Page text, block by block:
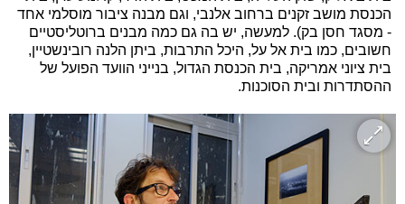
הכנסת מושב זקנים ברחוב אלנבי, וגם מבנה ציבור מוסלמי אחד
- מסגד חסן בק). למעשה, יש בה גם כמה מבנים ברוטליסטיים
חשובים, כמו בית אל על, היכל התרבות, ביתן הלנה רובינשטיין,
בית ציוני אמריקה, בית הכנסת הגדול, בנייני הוועד הפועל של
ההסתדרות ובית הסוכנות.